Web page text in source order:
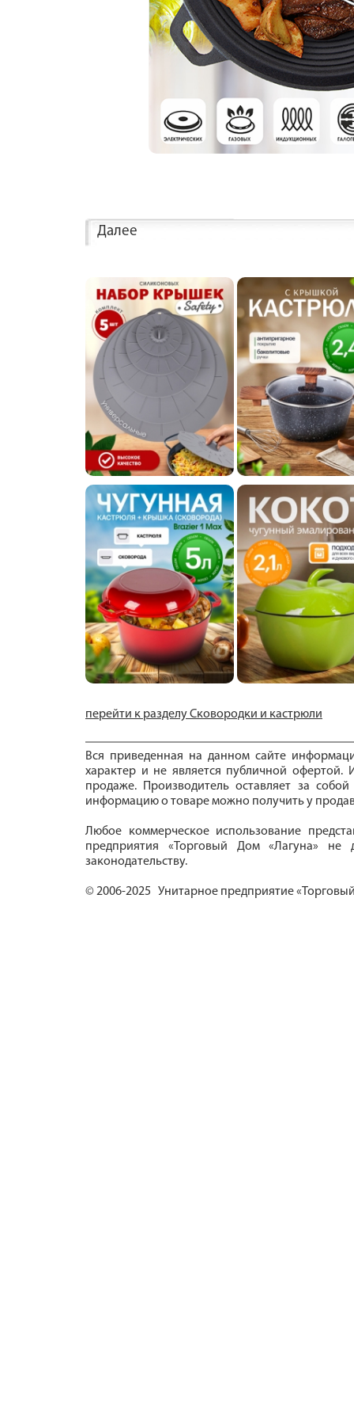
Далее
перейти к разделу Сковородки и кастрюли
Вся приведенная на данном сайте
характер и не является публичной офертой.
продаже. Производитель оставляет за
информацию о товаре можно получить у
Любое коммерческое использование
предприятия «Торговый Дом «Лагуна» не
законодательству.
© 2006-2025 Унитарное предприятие